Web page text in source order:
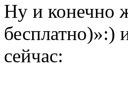
Ну и конечно
бесплатно)»:)
сейчас: